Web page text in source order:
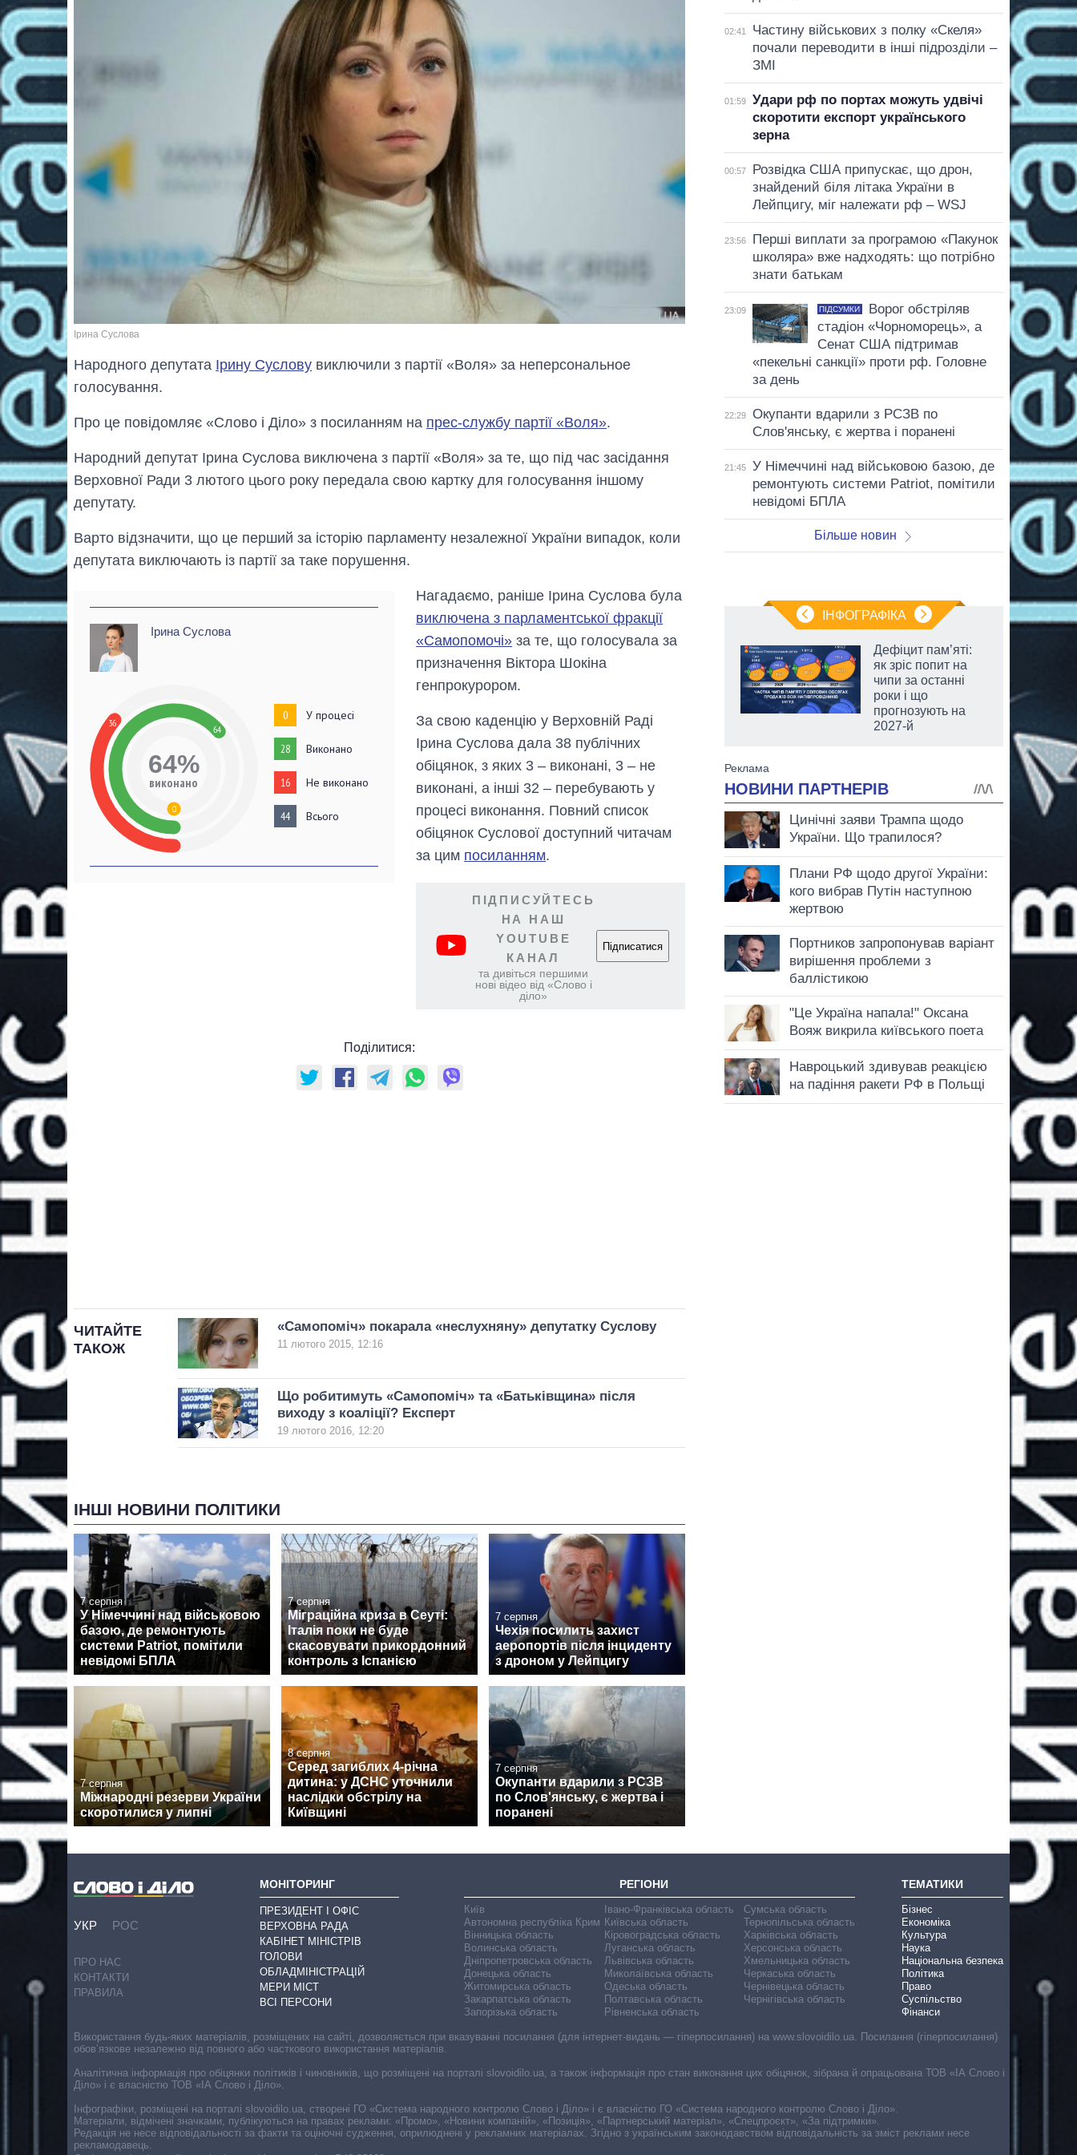
Ірина Суслова
Народного депутата Ірину Суслову виключили з партії «Воля» за неперсональное
голосування.
Про це повідомляє «Слово і Діло» з посиланням на прес-службу партії «Воля».
Народний депутат Ірина Суслова виключена з партії «Воля» за те, що під час засідання
Верховної Ради 3 лютого цього року передала свою картку для голосування іншому
депутату.
Варто відзначити, що це перший за історію парламенту незалежної України випадок, коли
депутата виключають із партії за таке порушення.
Ірина Суслова
36
64
0
64%
виконано
0 У процесі
28 Виконано
16 Не виконано
44 Всього
Нагадаємо, раніше Ірина Суслова була
виключена з парламентської фракції
«Самопомочі» за те, що голосувала за
призначення Віктора Шокіна
генпрокурором.
За свою каденцію у Верховній Раді
Ірина Суслова дала 38 публічних
обіцянок, з яких 3 – виконані, 3 – не
виконані, а інші 32 – перебувають у
процесі виконання. Повний список
обіцянок Суслової доступний читачам
за цим посиланням.
ПІДПИСУЙТЕСЬ
НА НАШ
YOUTUBE
КАНАЛ
та дивіться першими
нові відео від «Слово і
діло»
Підписатися
Поділитися:
ЧИТАЙТЕ
ТАКОЖ
«Самопоміч» покарала «неслухняну» депутатку Суслову
11 лютого 2015, 12:16
Що робитимуть «Самопоміч» та «Батьківщина» після
виходу з коаліції? Експерт
19 лютого 2016, 12:20
ІНШІ НОВИНИ ПОЛІТИКИ
7 серпня
У Німеччині над військовою
базою, де ремонтують
системи Patriot, помітили
невідомі БПЛА
7 серпня
Міграційна криза в Сеуті:
Італія поки не буде
скасовувати прикордонний
контроль з Іспанією
7 серпня
Чехія посилить захист
аеропортів після інциденту
з дроном у Лейпцигу
7 серпня
Міжнародні резерви України
скоротилися у липні
8 серпня
Серед загиблих 4-річна
дитина: у ДСНС уточнили
наслідки обстрілу на
Київщині
7 серпня
Окупанти вдарили з РСЗВ
по Слов'янську, є жертва і
поранені
02:41
Частину військових з полку «Скеля»
почали переводити в інші підрозділи –
ЗМІ
01:59
Удари рф по портах можуть удвічі
скоротити експорт українського
зерна
00:57
Розвідка США припускає, що дрон,
знайдений біля літака України в
Лейпцигу, міг належати рф – WSJ
23:56
Перші виплати за програмою «Пакунок
школяра» вже надходять: що потрібно
знати батькам
23:09 ПІДСУМКИ
Ворог обстріляв
стадіон «Чорноморець», а
Сенат США підтримав
«пекельні санкції» проти рф. Головне
за день
22:29
Окупанти вдарили з РСЗВ по
Слов'янську, є жертва і поранені
21:45
У Німеччині над військовою базою, де
ремонтують системи Patriot, помітили
невідомі БПЛА
Більше новин
ІНФОГРАФІКА
Як за 10 років
змінилася кількість
аспірантуру
Дефіцит пам’яті:
як зріс попит на
чипи за останні
роки і що
прогнозують на
2027-й
УКР РОС
ПРО НАС
КОНТАКТИ
ПРАВИЛА
МОНІТОРИНГ
ПРЕЗИДЕНТ І ОФІС
ВЕРХОВНА РАДА
КАБІНЕТ МІНІСТРІВ
ГОЛОВИ
ОБЛАДМІНІСТРАЦІЙ
МЕРИ МІСТ
ВСІ ПЕРСОНИ
РЕГІОНИ
Київ
Автономна республіка Крим
Вінницька область
Волинська область
Дніпропетровська область
Донецька область
Житомирська область
Закарпатська область
Запорізька область
Івано-Франківська область
Київська область
Кіровоградська область
Луганська область
Львівська область
Миколаївська область
Одеська область
Полтавська область
Рівненська область
Сумська область
Тернопільська область
Харківська область
Херсонська область
Хмельницька область
Черкаська область
Чернівецька область
Чернігівська область
ТЕМАТИКИ
Бізнес
Економіка
Культура
Наука
Національна безпека
Політика
Право
Суспільство
Фінанси
Використання будь-яких матеріалів, розміщених на сайті, дозволяється при вказуванні посилання (для інтернет-видань — гіперпосилання) на www.slovoidilo.ua. Посилання (гіперпосилання)
обов’язкове незалежно від повного або часткового використання матеріалів.
Аналітична інформація про обіцянки політиків і чиновників, що розміщені на порталі slovoidilo.ua, а також інформація про стан виконання цих обіцянок, зібрана й опрацьована ТОВ «ІА Слово і
Діло» і є власністю ТОВ «ІА Слово і Діло».
Інфографіки, розміщені на порталі slovoidilo.ua, створені ГО «Система народного контролю Слово і Діло» і є власністю ГО «Система народного контролю Слово і Діло».
Матеріали, відмічені значками, публікуються на правах реклами: «Промо», «Новини компаній», «Позиція», «Партнерський матеріал», «Спецпроєкт», «За підтримки».
Редакція не несе відповідальності за факти та оціночні судження, оприлюднені у рекламних матеріалах. Згідно з українським законодавством відповідальність за зміст реклами несе
рекламодавець.